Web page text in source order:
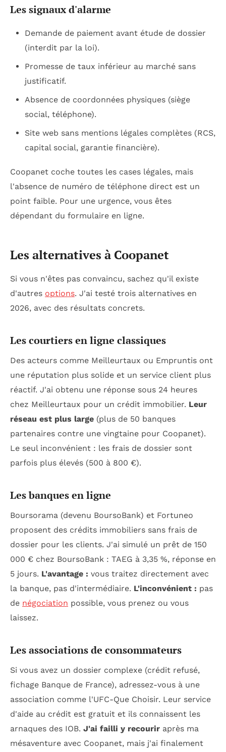
Les signaux d'alarme
Demande de paiement avant étude de dossier
(interdit par la loi).
Promesse de taux inférieur au marché sans
justificatif.
Absence de coordonnées physiques (siège
social, téléphone).
Site web sans mentions légales complètes (RCS,
capital social, garantie financière).
Coopanet coche toutes les cases légales, mais
l'absence de numéro de téléphone direct est un
point faible. Pour une urgence, vous êtes
dépendant du formulaire en ligne.
Les alternatives à Coopanet
Si vous n'êtes pas convaincu, sachez qu'il existe
d'autres options. J'ai testé trois alternatives en
2026, avec des résultats concrets.
Les courtiers en ligne classiques
Des acteurs comme Meilleurtaux ou Empruntis ont
une réputation plus solide et un service client plus
réactif. J'ai obtenu une réponse sous 24 heures
chez Meilleurtaux pour un crédit immobilier. Leur
réseau est plus large (plus de 50 banques
partenaires contre une vingtaine pour Coopanet).
Le seul inconvénient : les frais de dossier sont
parfois plus élevés (500 à 800 €).
Les banques en ligne
Boursorama (devenu BoursoBank) et Fortuneo
proposent des crédits immobiliers sans frais de
dossier pour les clients. J'ai simulé un prêt de 150
000 € chez BoursoBank : TAEG à 3,35 %, réponse en
5 jours. L'avantage : vous traitez directement avec
la banque, pas d'intermédiaire. L'inconvénient : pas
de négociation possible, vous prenez ou vous
laissez.
Les associations de consommateurs
Si vous avez un dossier complexe (crédit refusé,
fichage Banque de France), adressez-vous à une
association comme l'UFC-Que Choisir. Leur service
d'aide au crédit est gratuit et ils connaissent les
arnaques des IOB. J'ai failli y recourir après ma
mésaventure avec Coopanet, mais j'ai finalement